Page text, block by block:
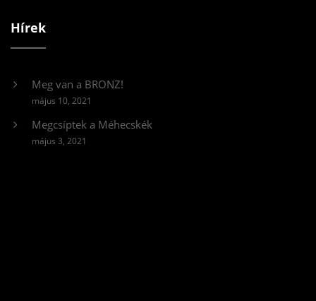
Hírek
Meg van a BRONZ!
május 10, 2021
Megcsíptek a Méhecskék
május 3, 2021